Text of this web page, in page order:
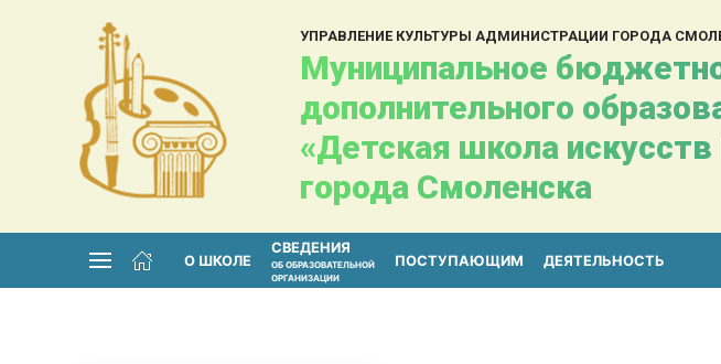
УПРАВЛЕНИЕ КУЛЬТУРЫ АДМИНИСТРАЦИИ ГОРОДА
Муниципальное
дополнительного
«Детская школа
города Смоленска
О ШКОЛЕ
СВЕДЕНИЯ
ОБ ОБРАЗОВАТЕЛЬНОЙ
ОРГАНИЗАЦИИ
ПОСТУПАЮЩИМ ДЕЯТЕЛЬНОСТЬ